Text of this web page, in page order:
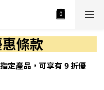
條款
定產品，可享有 9 折優